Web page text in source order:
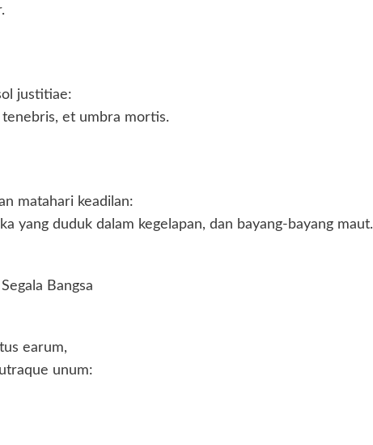
justitiae:
et umbra mortis.
matahari keadilan:
yang duduk dalam kegelapan, dan bayang-bayang maut.
Bangsa
earum,
unum: